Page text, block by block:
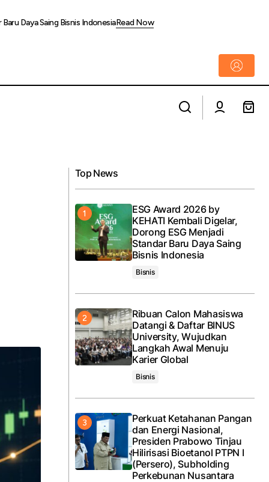
Daya Saing Bisnis IndonesiaRead Now
Top News
ESG Award 2026 by
KEHATI Kembali Digelar,
Dorong ESG Menjadi
Standar Baru Daya Saing
Bisnis Indonesia
Bisnis
Ribuan Calon Mahasiswa
Datangi & Daftar BINUS
University, Wujudkan
Langkah Awal Menuju
Karier Global
Bisnis
Perkuat Ketahanan Pangan
dan Energi Nasional,
Presiden Prabowo Tinjau
Hilirisasi Bioetanol PTPN I
(Persero), Subholding
Perkebunan Nusantara